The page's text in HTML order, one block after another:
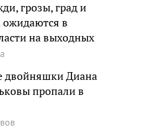
грозы, град и
в
на выходных
двойняшки Диана
пропали в